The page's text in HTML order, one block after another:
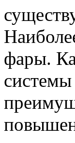
фары.